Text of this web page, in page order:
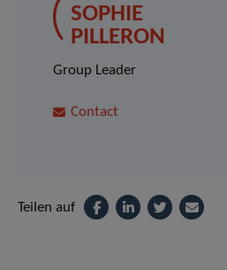
SOPHIE
PILLERON
Group Leader
Contact
Teilen auf